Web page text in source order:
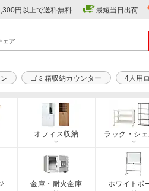
円以上で送料無料 最短当日出荷
ゴミ箱収納カウンター 4人用
オフィス収納 ラック・シ
金庫・耐火金庫 ホワイトボ